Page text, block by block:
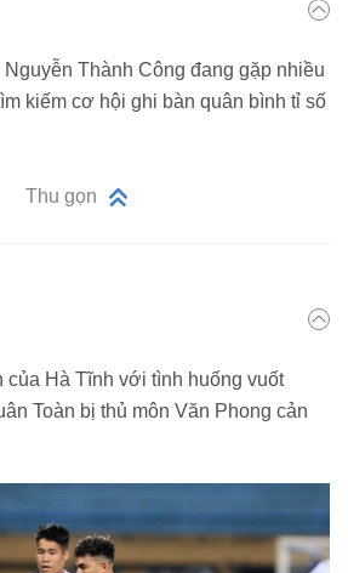
Thành Công đang gặp nhiều
kiếm cơ hội ghi bàn quân bình tỉ số
Thu gọn
của Hà Tĩnh với tình huống vuốt
Toàn bị thủ môn Văn Phong cản